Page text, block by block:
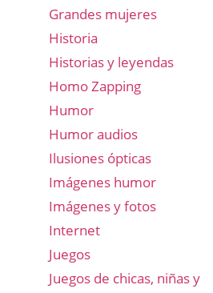
Grandes mujeres
Historia
Historias y leyendas
Homo Zapping
Humor
Humor audios
Ilusiones ópticas
Imágenes humor
Imágenes y fotos
Internet
Juegos
Juegos de chicas, niñas y